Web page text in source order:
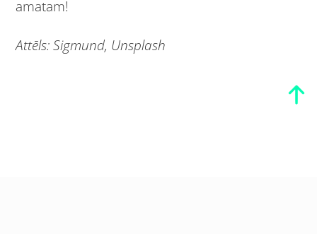
amatam!
Attēls: Sigmund, Unsplash